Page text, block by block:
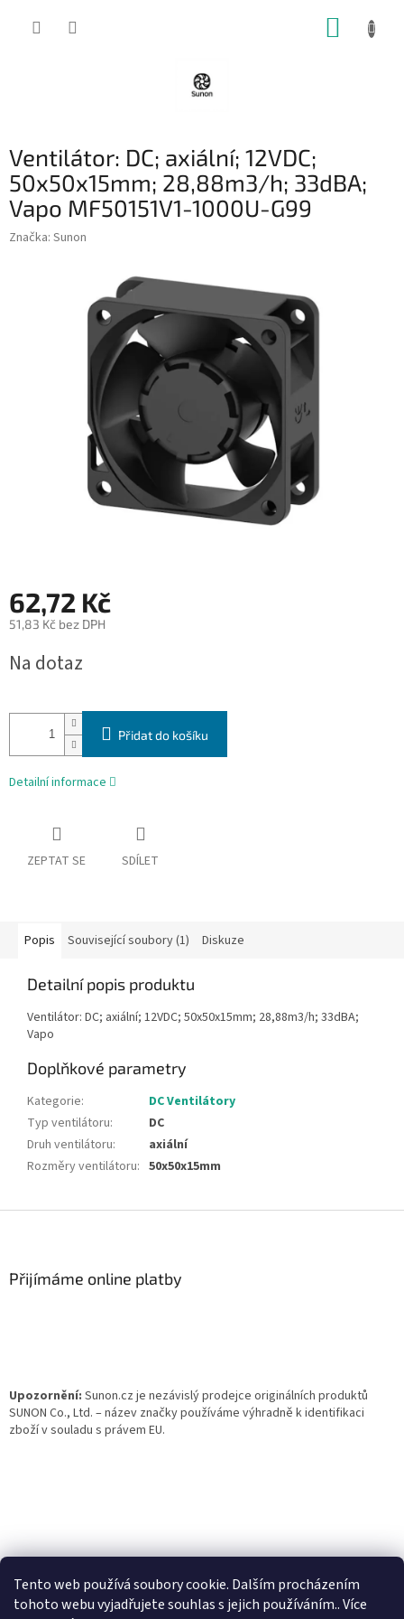
Tento web používá soubory cookie. Dalším procházením
tohoto webu vyjadřujete souhlas s jejich používáním.. Více
Ventilátor: DC; axiální; 12VDC;
50x50x15mm; 28,88m3/h; 33dBA;
Vapo MF50151V1-1000U-G99
Značka: Sunon
62,72 Kč
51,83 Kč bez DPH
cena:
Na dotaz
Přidat do košíku
Detailní informace
ZEPTAT SE SDÍLET
Popis Související soubory (1) Diskuze
Detailní popis produktu
Ventilátor: DC; axiální; 12VDC; 50x50x15mm; 28,88m3/h; 33dBA;
Vapo
Doplňkové parametry
Kategorie:
DC Ventilátory
Typ ventilátoru:
DC
Druh ventilátoru:
axiální
Rozměry ventilátoru: 50x50x15mm
Přijímáme online platby
Upozornění: Sunon.cz je nezávislý prodejce originálních produktů
SUNON Co., Ltd. – název značky používáme výhradně k identifikaci
zboží v souladu s právem EU.